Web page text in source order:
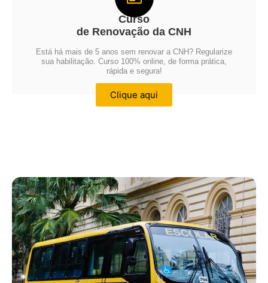
Curso
de Renovação da CNH
Está há mais de 5 anos sem renovar a CNH? Regularize
sua habilitação. Curso 100% online, de forma prática,
rápida e segura!
Clique aqui